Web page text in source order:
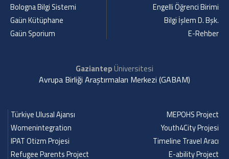
Bologna Bilgi Sistemi
Gaün Kütüphane
Gaün Sporium
Engelli Öğrenci Birimi
Bilgi İşlem D. Bşk.
E-Rehber
GaziantepÜniversitesi
Avrupa Birliği Araştırmaları Merkezi (GABAM)
Türkiye Ulusal Ajansı
Womenintegration
IPAT Otizm Projesi
Refugee Parents Project
MEPOHS Project
Youth4City Projesi
Timeline Travel Aracı
E-ability Project